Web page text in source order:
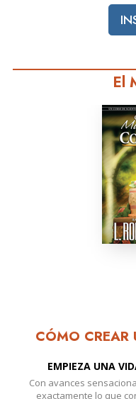
El
CÓMO
EMPIEZA UNA
Con avances
exactamente lo que